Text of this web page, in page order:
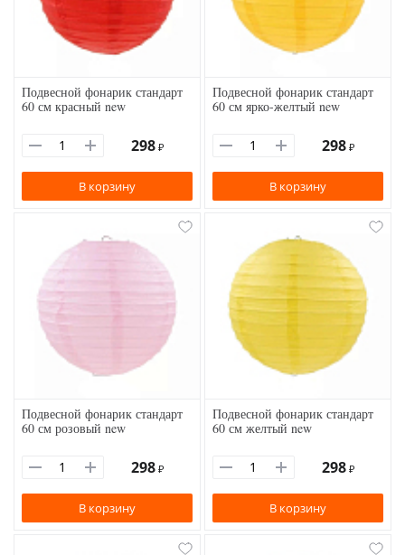
Подвесной фонарик стандарт
60 см красный new
298 ₽
В корзину
Подвесной фонарик стандарт
60 см ярко-желтый new
298 ₽
В корзину
Подвесной фонарик стандарт
60 см розовый new
298 ₽
В корзину
Подвесной фонарик стандарт
60 см желтый new
298 ₽
В корзину